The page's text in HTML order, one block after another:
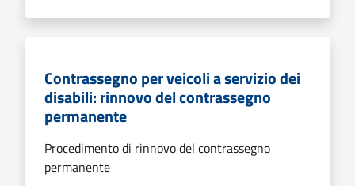
Contrassegno per veicoli a servizio dei
disabili: rinnovo del contrassegno
permanente
Procedimento di rinnovo del contrassegno
permanente